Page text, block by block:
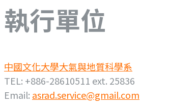
執行單位
中國文化大學大氣與地質科學系
TEL: +886-28610511 ext. 25836
Email: asrad.service@gmail.com